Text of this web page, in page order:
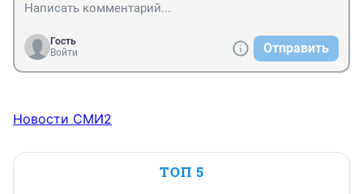
Гость
Войти
Отправить
Новости СМИ2
ТОП 5